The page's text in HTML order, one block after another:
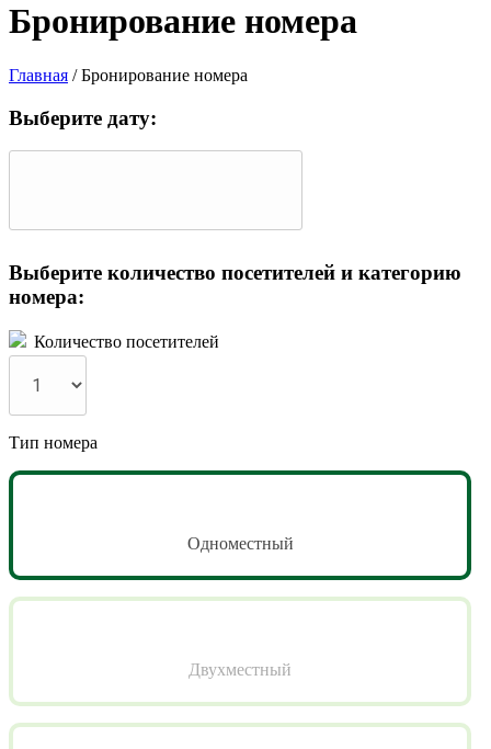
Бронирование номера
Главная /Бронирование номера
Выберите дату:
Выберите количество посетителей и категорию
номера:
Количество посетителей
Тип номера
Одноместный
Двухместный